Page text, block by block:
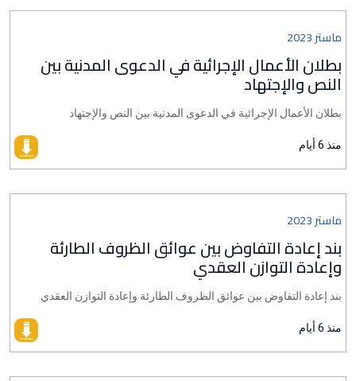
ماستر 2023
بطلان الأعمال الإجرائية في الدعوى المدنية بين
النص والإجتهاد
بطلان الأعمال الإجرائية في الدعوى المدنية بين النص والإجتهاد
منذ 6 أيام
ماستر 2023
بند إعادة التفاوض بين عوائق الظروف الطارئة
وإعادة التوازن العقدي
بند إعادة التفاوض بين عوائق الظروف الطارئة وإعادة التوازن العقدي
منذ 6 أيام